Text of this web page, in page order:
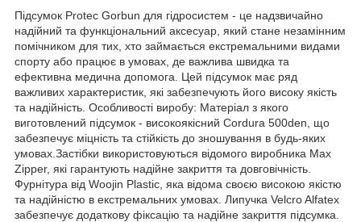
Підсумок Protec Gorbun для гідросистем - це надзвичайно
надійний та функціональний аксесуар, який стане незамінним
помічником для тих, хто займається екстремальними видами
спорту або працює в умовах, де важлива швидка та
ефективна медична допомога. Цей підсумок має ряд
важливих характеристик, які забезпечують його високу якість
та надійність. Особливості виробу: Матеріал з якого
виготовлений підсумок - високоякісний Cordura 500den, що
забезпечує міцність та стійкість до зношування в будь-яких
умовах.Застібки використовуються відомого виробника Max
Zipper, які гарантують надійне закриття та довговічність.
Фурнітура від Woojin Plastic, яка відома своєю високою якістю
та надійністю в екстремальних умовах. Липучка Velcro Alfatex
забезпечує додаткову фіксацію та надійне закриття підсумка.